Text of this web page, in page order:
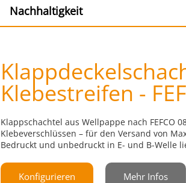
Nachhaltigkeit
Klebestreifen -
Klappschachtel aus Wellpappe nach FEFCO
Klebeverschlüssen – für den Versand von
Bedruckt und unbedruckt in E- und B-Welle
Konfigurieren Mehr Infos